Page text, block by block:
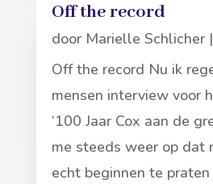
Off the record
door Marielle Schlicher|
Off the record Nu ik
mensen interview voor
‘100 Jaar Cox aan de
me steeds weer op dat
echt beginnen te